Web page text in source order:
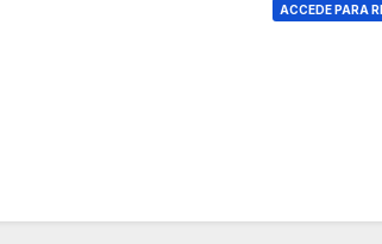
ACCEDE PARA